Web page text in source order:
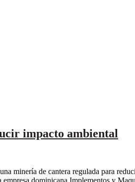
impacto ambiental
minería de cantera regulada para